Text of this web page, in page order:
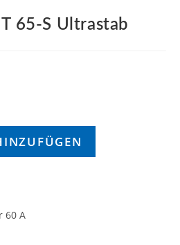
65-S Ultrastab
60 A